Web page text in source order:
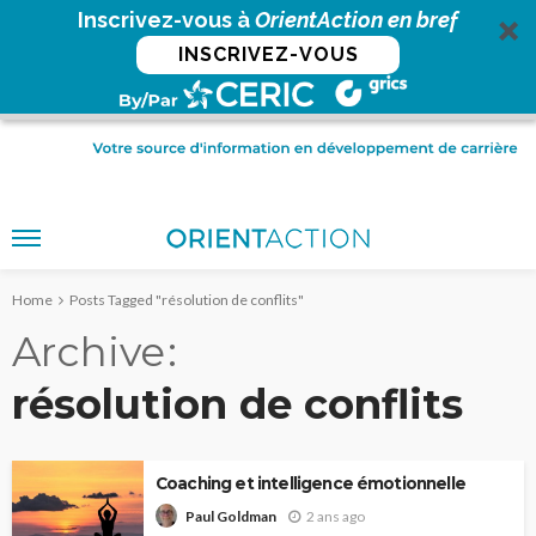
Inscrivez-vous àOrientAction en bref
INSCRIVEZ-VOUS
Home Posts Tagged "résolution de conflits"
Archive
résolution de conflits
Coaching et intelligence émotionnelle
Paul Goldman 2 ans ago